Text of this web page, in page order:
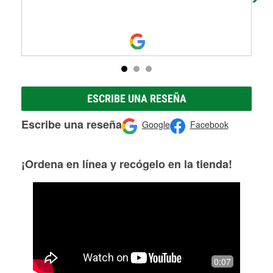
ESCRIBE UNA RESEÑA
Escribe una reseña Google Facebook
¡Ordena en línea y recógelo en la tienda!
0:07